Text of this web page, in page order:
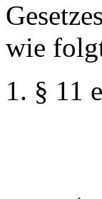
wie
§ 11